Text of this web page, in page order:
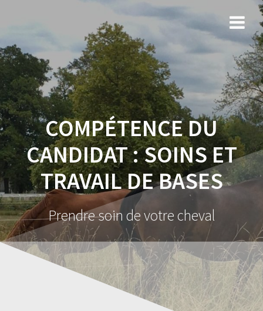
COMPÉTENCE DU
CANDIDAT :SOINS ET
TRAVAIL DE BASES
Prendre soin de votre cheval